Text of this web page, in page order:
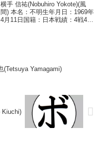
横手 信祐(Nobuhiro Yokote)(風
間) 本名：不明生年月日：1969年
4月11日国籍：日本戦績：4戦4
(Tetsuya Yamagami)
Kiuchi)